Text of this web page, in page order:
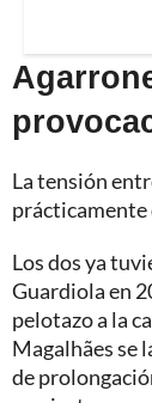
La tensión
prácticamente
Los dos ya
Guardiola en
pelotazo a la
Magalhães se
de